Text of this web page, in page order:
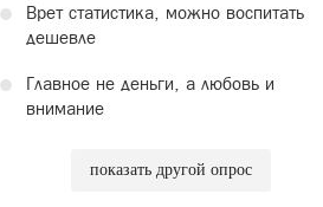
Врет статистика, можно воспитать
дешевле
Главное не деньги, а любовь и
внимание
показать другой опрос